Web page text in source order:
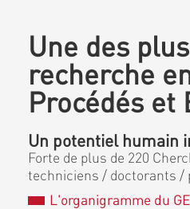
Une des
recherche
Procédés et
Un potentiel humain
Forte de plus de 220
techniciens / doctorants /
L'organigramme du